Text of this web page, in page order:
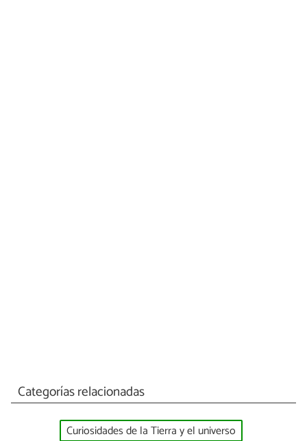
Categorías relacionadas
Curiosidades de la Tierra y el universo